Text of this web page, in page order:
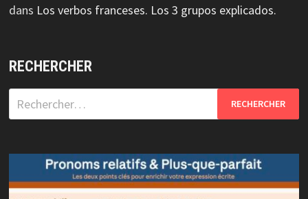
dans Los verbos franceses. Los 3 grupos explicados.
RECHERCHER
Rechercher :